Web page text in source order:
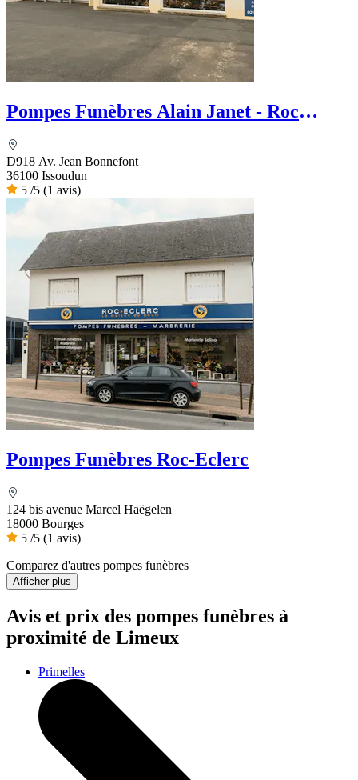
Pompes Funèbres Alain Janet - Roc
D918 Av. Jean Bonnefont
36100 Issoudun
5 /5 (1 avis)
Pompes Funèbres Roc-Eclerc
124 bis avenue Marcel Haëgelen
18000 Bourges
5 /5 (1 avis)
Comparez d'autres pompes funèbres
Afficher plus
Avis et prix des pompes funèbres à
proximité de Limeux
Primelles